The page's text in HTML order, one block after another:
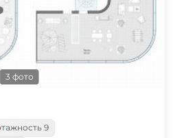
3 фото
9